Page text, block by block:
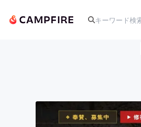
アート・写真